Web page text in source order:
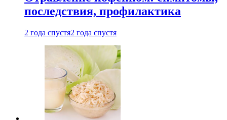
последствия, профилактика
2 года спустя2 года спустя